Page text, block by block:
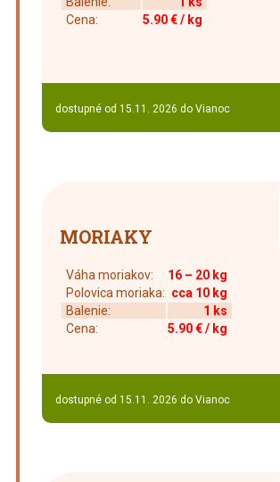
Cena:
5.90 €/ kg
dostupné od 15.11. 2026 do Vianoc
MORIAKY
Váha moriakov:
16 – 20 kg
Polovica moriaka: cca 10 kg
Balenie:
1 ks
Cena:
5.90 €/ kg
dostupné od 15.11. 2026 do Vianoc